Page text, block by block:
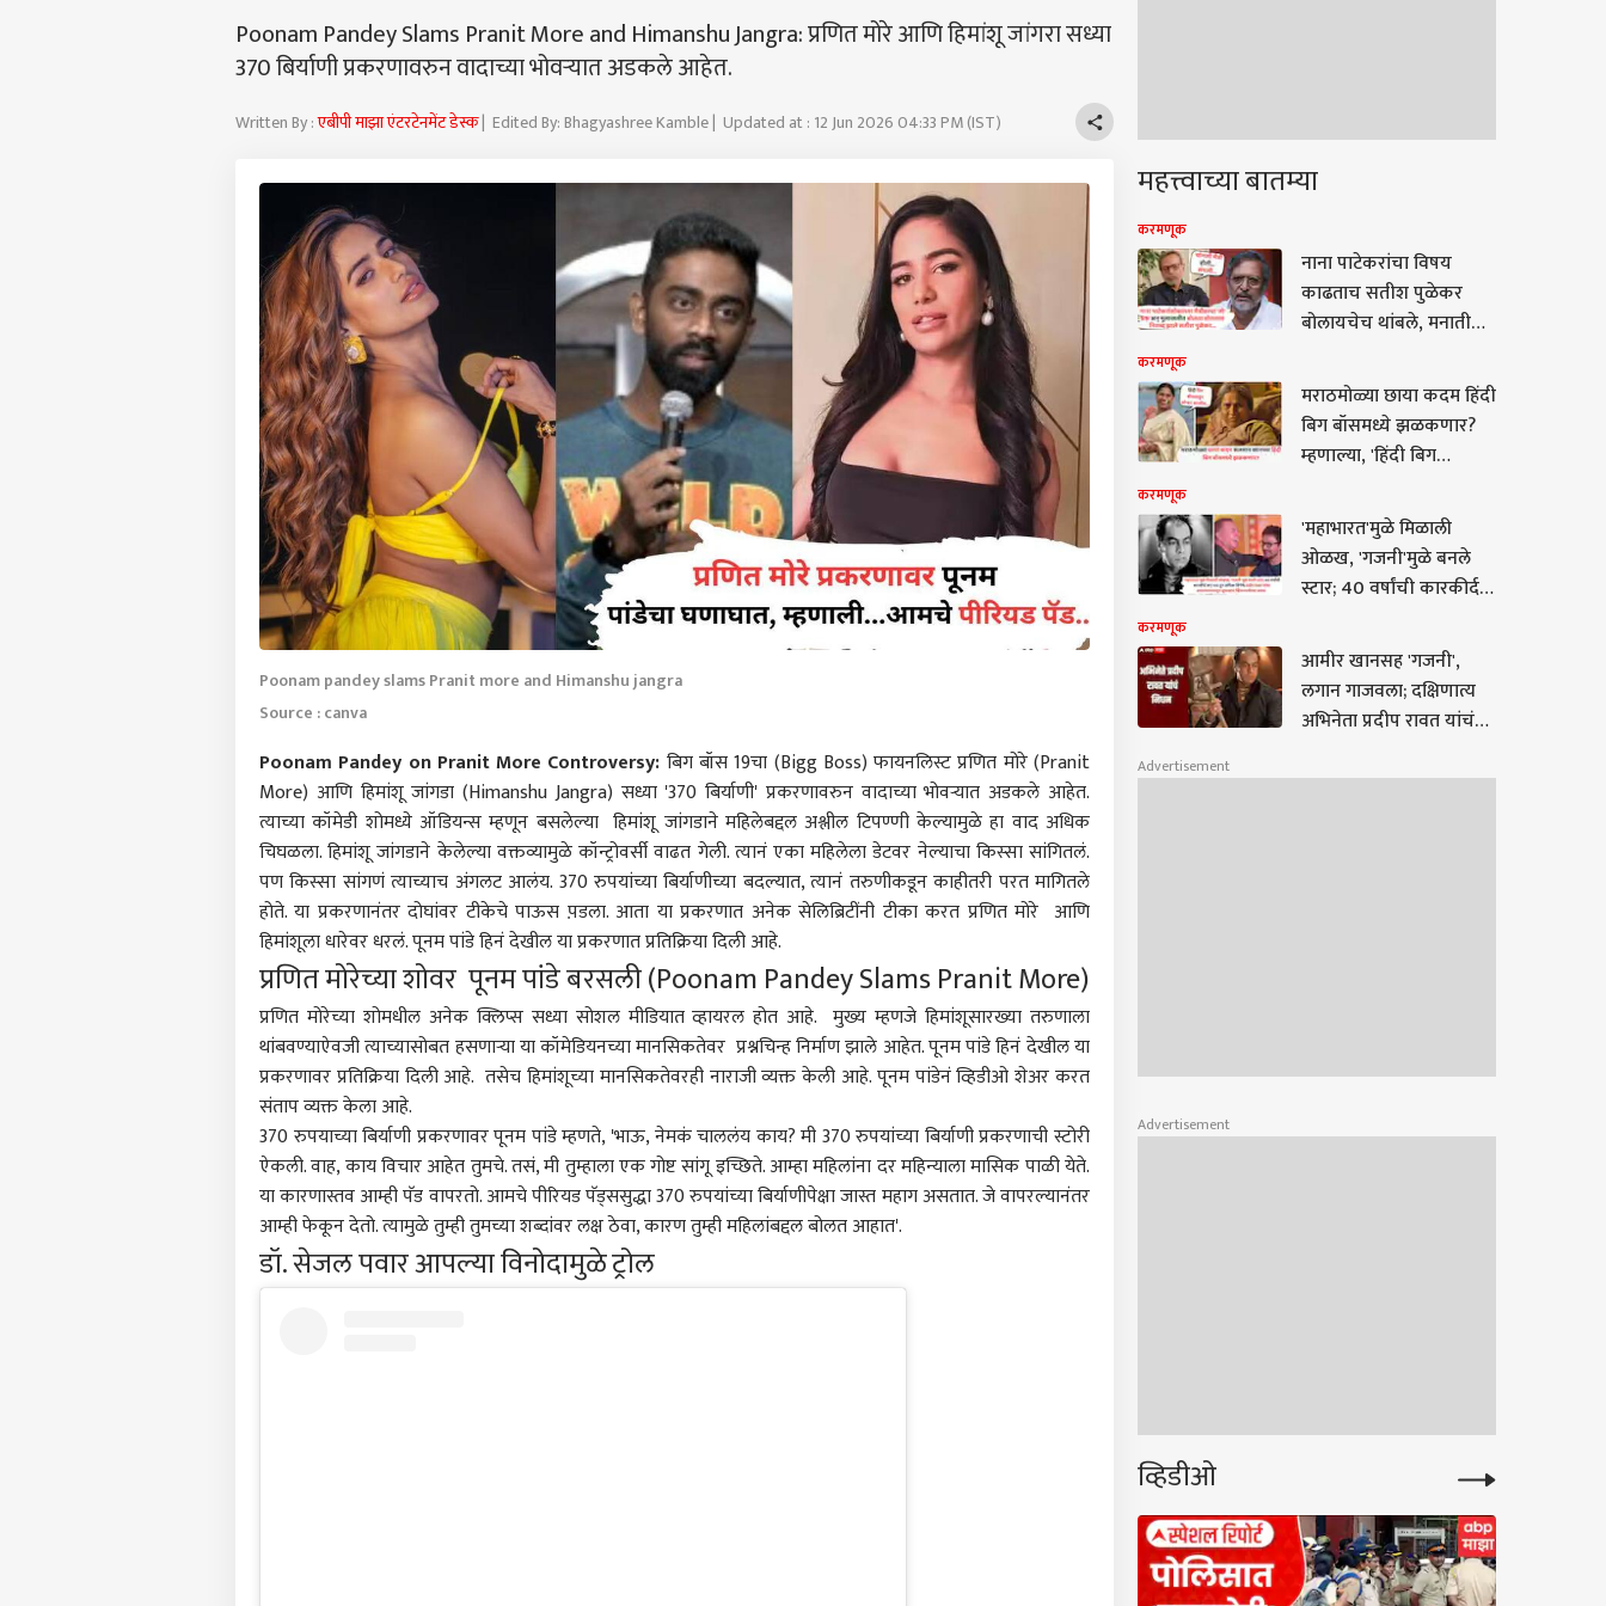
Poonam Pandey Slams Pranit More and Himanshu Jangra: प्रणित मोरे आणि हिमांशू जांगरा सध्या
370 बिर्याणी प्रकरणावरुन वादाच्या भोवऱ्यात अडकले आहेत.
Written By :एबीपी माझा एंटरटेनमेंट डेस्क| Edited By: Bhagyashree Kamble | Updated at : 12 Jun 2026 04:33 PM (IST)
Poonam pandey slams Pranit more and Himanshu jangra
Source : canva
Poonam Pandey on Pranit More Controversy: बिग बॉस 19चा (Bigg Boss) फायनलिस्ट प्रणित मोरे (Pranit
More) आणि हिमांशू जांगडा (Himanshu Jangra) सध्या '370 बिर्याणी' प्रकरणावरुन वादाच्या भोवऱ्यात अडकले आहेत.
त्याच्या कॉमेडी शोमध्ये ऑडियन्स म्हणून बसलेल्या हिमांशू जांगडाने महिलेबद्दल अश्लील टिपण्णी केल्यामुळे हा वाद अधिक
चिघळला. हिमांशू जांगडाने केलेल्या वक्तव्यामुळे कॉन्ट्रोवर्सी वाढत गेली. त्यानं एका महिलेला डेटवर नेल्याचा किस्सा सांगितलं.
पण किस्सा सांगणं त्याच्याच अंगलट आलंय. 370 रुपयांच्या बिर्याणीच्या बदल्यात, त्यानं तरुणीकडून काहीतरी परत मागितले
होते. या प्रकरणानंतर दोघांवर टीकेचे पाऊस प़डला. आता या प्रकरणात अनेक सेलिब्रिटींनी टीका करत प्रणित मोरे आणि
हिमांशूला धारेवर धरलं. पूनम पांडे हिनं देखील या प्रकरणात प्रतिक्रिया दिली आहे.
प्रणित मोरेच्या शोवर पूनम पांडे बरसली (Poonam Pandey Slams Pranit More)
प्रणित मोरेच्या शोमधील अनेक क्लिप्स सध्या सोशल मीडियात व्हायरल होत आहे. मुख्य म्हणजे हिमांशूसारख्या तरुणाला
थांबवण्याऐवजी त्याच्यासोबत हसणाऱ्या या कॉमेडियनच्या मानसिकतेवर प्रश्नचिन्ह निर्माण झाले आहेत. पूनम पांडे हिनं देखील या
प्रकरणावर प्रतिक्रिया दिली आहे. तसेच हिमांशूच्या मानसिकतेवरही नाराजी व्यक्त केली आहे. पूनम पांडेनं व्हिडीओ शेअर करत
संताप व्यक्त केला आहे.
370 रुपयाच्या बिर्याणी प्रकरणावर पूनम पांडे म्हणते, 'भाऊ, नेमकं चाललंय काय? मी 370 रुपयांच्या बिर्याणी प्रकरणाची स्टोरी
ऐकली. वाह, काय विचार आहेत तुमचे. तसं, मी तुम्हाला एक गोष्ट सांगू इच्छिते. आम्हा महिलांना दर महिन्याला मासिक पाळी येते.
या कारणास्तव आम्ही पॅड वापरतो. आमचे पीरियड पॅड्ससुद्धा 370 रुपयांच्या बिर्याणीपेक्षा जास्त महाग असतात. जे वापरल्यानंतर
आम्ही फेकून देतो. त्यामुळे तुम्ही तुमच्या शब्दांवर लक्ष ठेवा, कारण तुम्ही महिलांबद्दल बोलत आहात'.
डॉ. सेजल पवार आपल्या विनोदामुळे ट्रोल
महत्त्वाच्या बातम्या
करमणूक
नाना पाटेकरांचा विषय
काढताच सतीश पुळेकर
बोलायचेच थांबले, मनातील
लागला, म्हणाले ;'एवढी
चांगली मैत्री संपली...'
करमणूक
मराठमोळ्या छाया कदम हिंदी
बिग बॉसमध्ये झळकणार?
म्हणाल्या, 'हिंदी बिग
करमणूक
'महाभारत'मुळे मिळाली
ओळख, 'गजनी'मुळे बनले
स्टार; 40 वर्षांची कारकीर्द
प्रदीप रावत यांचा
अश्वत्थामापासून सुपरस्टार
व्हिलनपर्यंतचा प्रवास
करमणूक
आमीर खानसह 'गजनी',
लगान गाजवला; दक्षिणात्य
अभिनेता प्रदीप रावत यांचं
घेतला अखेरचा श्वास
Advertisement
Advertisement
व्हिडीओ